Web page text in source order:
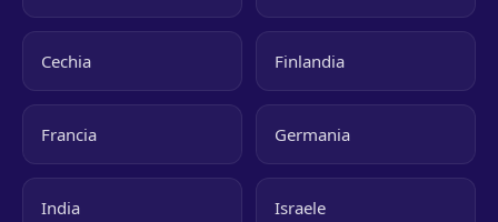
Cechia Finlandia
Francia Germania
India Israele